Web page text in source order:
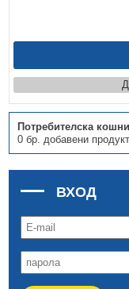
Потребителска
0 бр. добавени
ВХОД